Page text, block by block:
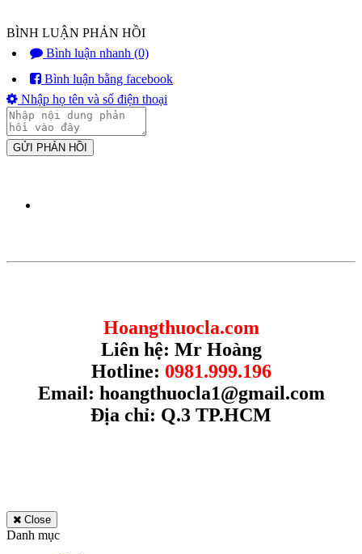
BÌNH LUẬN PHẢN HỒI
Bình luận nhanh (0)
Bình luận bằng facebook
Nhập họ tên và số điện thoại
GỬI PHẢN HỒI
Hoangthuocla.com
Liên hệ: Mr Hoàng
Hotline: 0981.999.196
Email: hoangthuocla1@gmail.com
Địa chỉ: Q.3 TP.HCM
Close
Danh mục